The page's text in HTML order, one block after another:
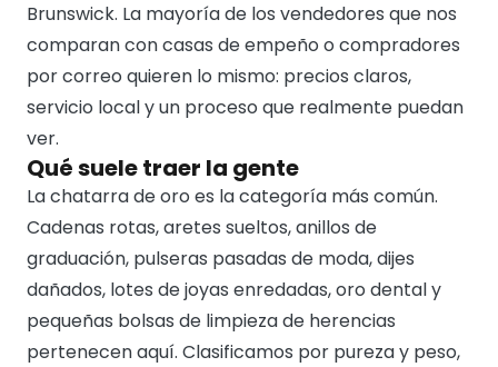
Brunswick. La mayoría de los vendedores que nos
comparan con casas de empeño o compradores
por correo quieren lo mismo: precios claros,
servicio local y un proceso que realmente puedan
ver.
Qué suele traer la gente
La chatarra de oro es la categoría más común.
Cadenas rotas, aretes sueltos, anillos de
graduación, pulseras pasadas de moda, dijes
dañados, lotes de joyas enredadas, oro dental y
pequeñas bolsas de limpieza de herencias
pertenecen aquí. Clasificamos por pureza y peso,